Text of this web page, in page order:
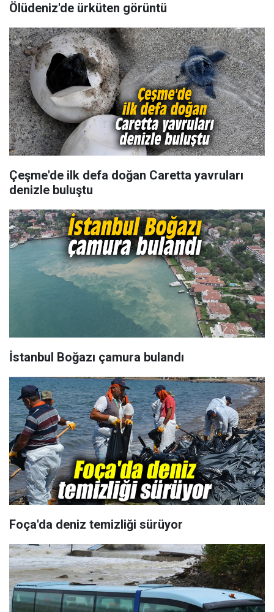
Ölüdeniz'de ürküten görüntü
Çeşme'de ilk defa doğan Caretta yavruları
denizle buluştu
İstanbul Boğazı çamura bulandı
Foça'da deniz temizliği sürüyor